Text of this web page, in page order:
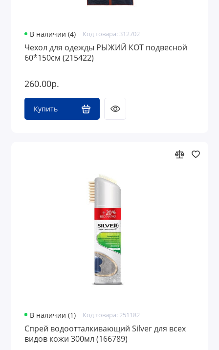
В наличии (4) Код товара: 312702
Чехол для одежды РЫЖИЙ КОТ подвесной
60*150см (215422)
260.00р.
Купить
В наличии (1) Код товара: 251182
Спрей водоотталкивающий Silver для всех
видов кожи 300мл (166789)